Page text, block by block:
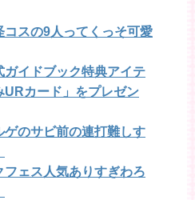
コスの9人ってくっそ可愛
ガイドブック特典アイテ
URカード」をプレゼン
ゲのサビ前の連打難しす
フェス人気ありすぎわろ